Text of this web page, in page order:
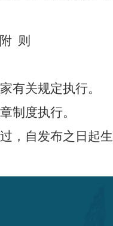
附 则
有关规定执行。
制度执行。
，自发布之日起生